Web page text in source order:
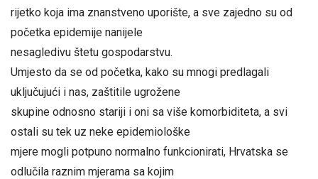
rijetko koja ima znanstveno uporište, a sve zajedno su od
početka epidemije nanijele
nesagledivu štetu gospodarstvu.
Umjesto da se od početka, kako su mnogi predlagali
uključujući i nas, zaštitile ugrožene
skupine odnosno stariji i oni sa više komorbiditeta, a svi
ostali su tek uz neke epidemiološke
mjere mogli potpuno normalno funkcionirati, Hrvatska se
odlučila raznim mjerama sa kojim